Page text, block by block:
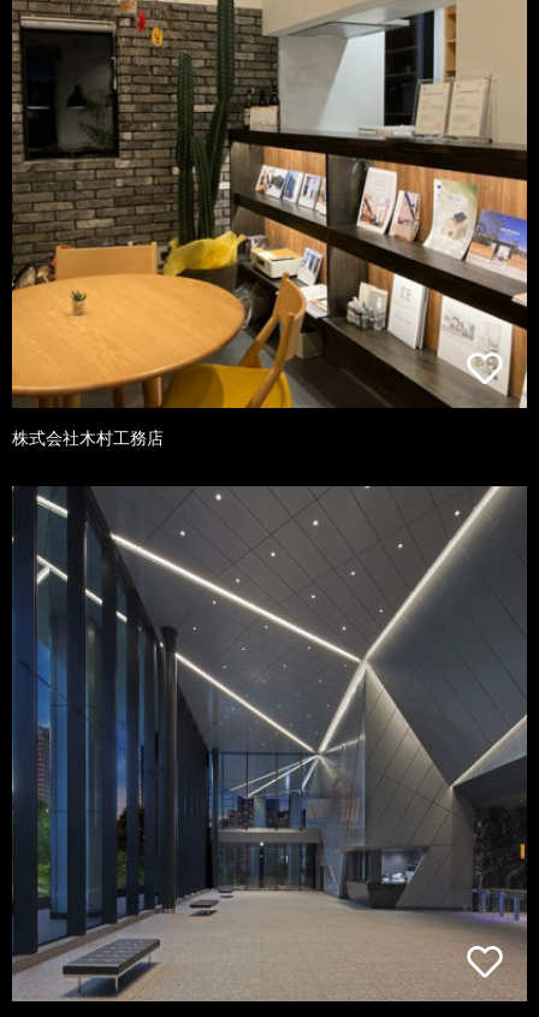
株式会社木村工務店